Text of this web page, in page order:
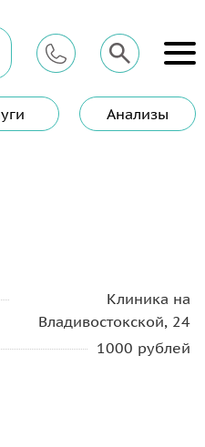
Анализы
(по результатам анализов)
Клиника на
Владивостокской, 24
1000 рублей